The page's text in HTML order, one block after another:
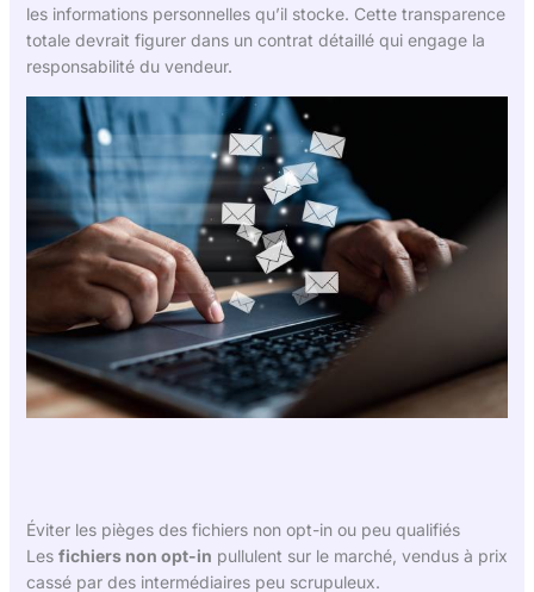
les informations personnelles qu’il stocke. Cette transparence
totale devrait figurer dans un contrat détaillé qui engage la
responsabilité du vendeur.
Éviter les pièges des fichiers non opt-in ou peu qualifiés
Les fichiers non opt-in pullulent sur le marché, vendus à prix
cassé par des intermédiaires peu scrupuleux.